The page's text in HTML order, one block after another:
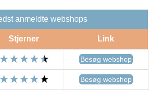
anmeldte webshops
Stjerner Link
Besøg webshop
Besøg webshop